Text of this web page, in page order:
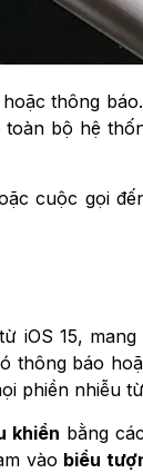
thông
bộ hệ
cuộc gọi
15,
báo
phiền nhiễu
khiển bằng
vào biểu